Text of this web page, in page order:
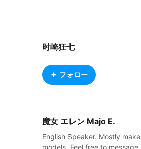
时崎狂七
フォロー
魔女 エレン Majo E.
English Speaker. Mostly
models. Feel free to